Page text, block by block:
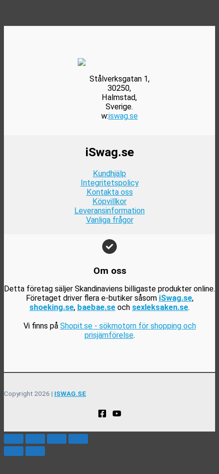
Stålverksgatan 1,
30250,
Halmstad,
Sverige.
w:iswag.se
iSwag.se
Kundhjälp
Integritetspolicy
Kontakta oss
Köpvillkor
Leveransinformation
Vanliga frågor
Om oss
Detta företag säljer Skandinaviens billigaste produkter online.
Företaget driver flera e-butiker såsom iSwag.se,
shoeking.se, baebae.se och sexleksaken.se.
Vi finns på Shopit.se - sökmotorn för shopping och
prisjämförelse.
Copyright 2026 | ISWAG.SE